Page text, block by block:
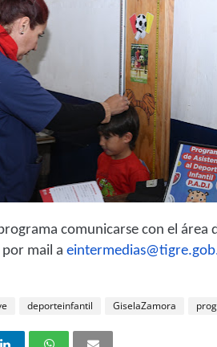
comunicarse con el área
mail a
deporteinfantil GiselaZamora